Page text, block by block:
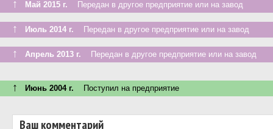
↑ Май 2015 г. Передан в другое предприятие или на завод
↑ Июль 2014 г. Передан в другое предприятие или на завод
↑ Апрель 2013 г. Передан в другое предприятие или на завод
↑ Июнь 2004 г. Поступил на предприятие
Ваш комментарий